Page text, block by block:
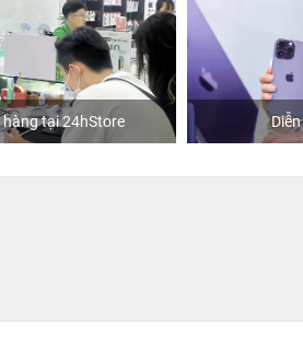
Diễn viên Huỳnh Lập